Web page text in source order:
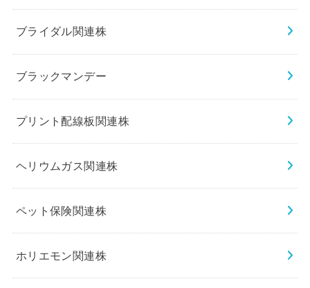
ブライダル関連株
ブラックマンデー
プリント配線板関連株
ヘリウムガス関連株
ペット保険関連株
ホリエモン関連株